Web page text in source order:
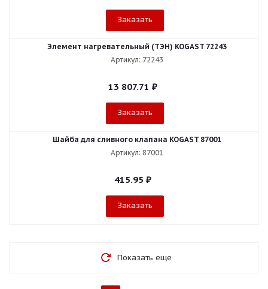
Заказать
Элемент нагревательный (ТЭН) KOGAST 72243
Артикул: 72243
13 807.71 ₽
Заказать
Шайба для сливного клапана KOGAST 87001
Артикул: 87001
415.95 ₽
Заказать
Показать еще